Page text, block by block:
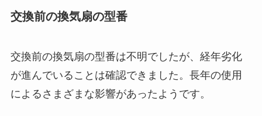
交換前の換気扇の型番
交換前の換気扇の型番は不明でしたが、経年劣化
が進んでいることは確認できました。長年の使用
によるさまざまな影響があったようです。